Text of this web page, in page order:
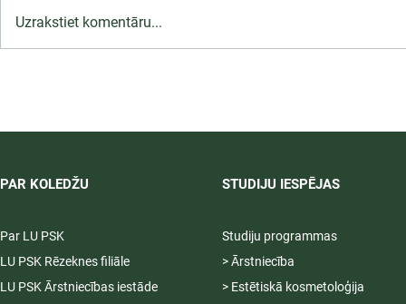
Uzrakstiet komentāru...
PAR KOLEDŽU
Par LU PSK
LU PSK Rēzeknes filiāle
LU PSK Ārstniecības iestāde
STUDIJU IESPĒJAS
Studiju programmas
> Ārstniecība
> Estētiskā kosmetoloģija